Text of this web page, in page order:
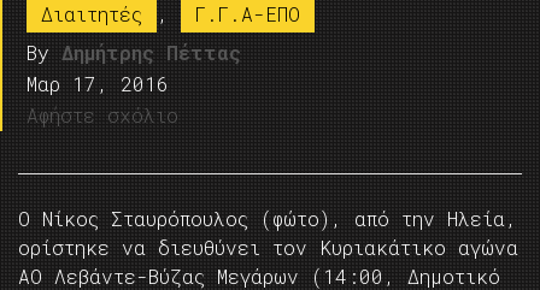
Διαιτητές ,
Γ.Γ.Α-ΕΠΟ
By Δημήτρης Πέττας
Μαρ 17, 2016
Αφήστε σχόλιο
Ο Νίκος Σταυρόπουλος (φώτο), από την Ηλεία,
ορίστηκε να διευθύνει τον Κυριακάτικο αγώνα
ΑΟ Λεβάντε-Βύζας Μεγάρων (14:00, Δημοτικό